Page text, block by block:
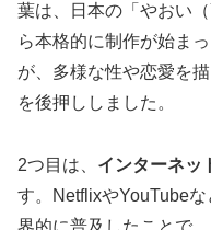
葉は、日本の「やおい
ら本格的に制作が始ま
が、多様な性や恋愛を
を後押ししました。
2つ目は、 インターネッ
す。NetflixやYouTube
界的に普及したことで